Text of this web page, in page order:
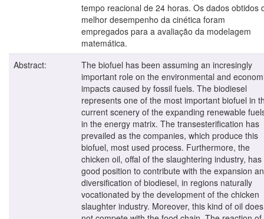
tempo reacional de 24 horas. Os dados obtidos
melhor desempenho da cinética foram
empregados para a avaliação da modelagem
matemática.
Abstract:
The biofuel has been assuming an incresingly
important role on the environmental and
impacts caused by fossil fuels. The biodiesel
represents one of the most important biofuel in
current scenery of the expanding renewable
in the energy matrix. The transesterification has
prevailed as the companies, which produce this
biofuel, most used process. Furthermore, the
chicken oil, offal of the slaughtering industry, has
good position to contribute with the expansion
diversification of biodiesel, in regions naturally
vocationated by the development of the chicken
slaughter industry. Moreover, this kind of oil does